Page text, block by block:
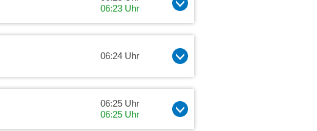
06:23 Uhr
06:24 Uhr
06:25 Uhr
06:25 Uhr